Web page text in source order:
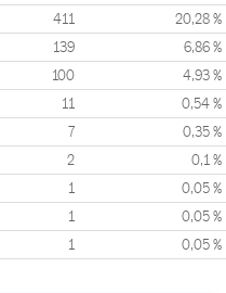
411 20,28 %
139 6,86 %
100 4,93 %
11 0,54 %
7 0,35 %
2 0,1 %
1 0,05 %
1 0,05 %
1 0,05 %